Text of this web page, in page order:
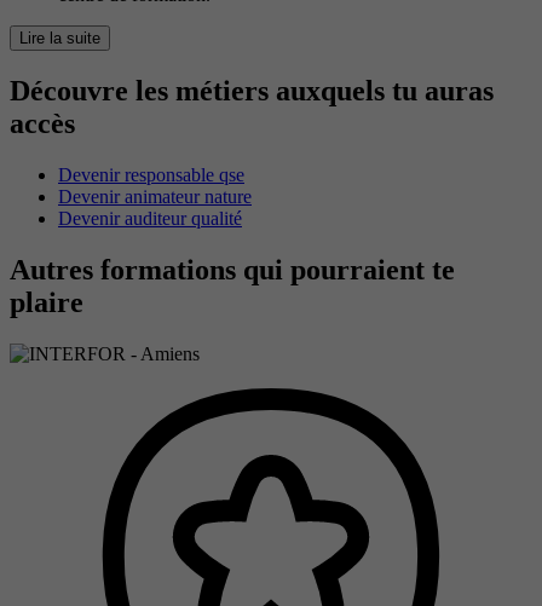
Lire la suite
Découvre les métiers auxquels tu auras
accès
Devenir responsable qse
Devenir animateur nature
Devenir auditeur qualité
Autres formations qui pourraient te
plaire